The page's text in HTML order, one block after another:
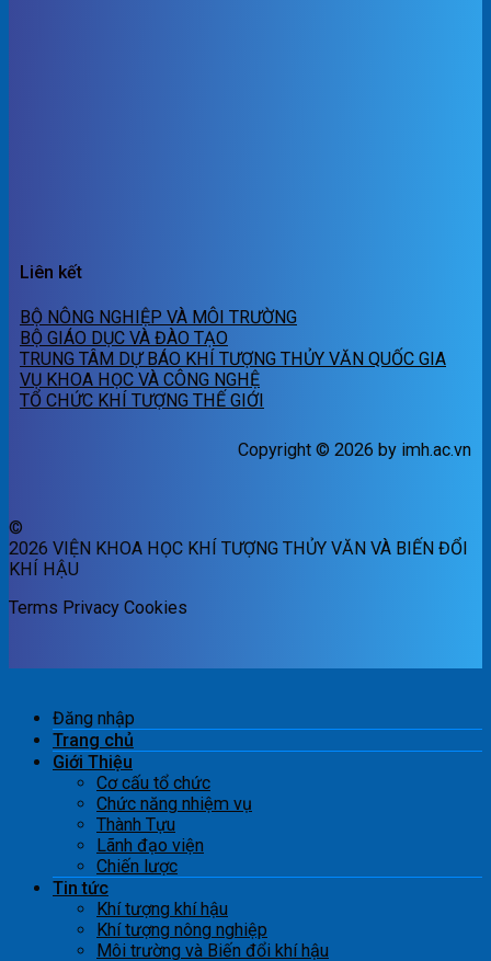
Liên kết
BỘ NÔNG NGHIỆP VÀ MÔI TRƯỜNG
BỘ GIÁO DỤC VÀ ĐÀO TẠO
TRUNG TÂM DỰ BÁO KHÍ TƯỢNG THỦY VĂN QUỐC GIA
VỤ KHOA HỌC VÀ CÔNG NGHỆ
TỔ CHỨC KHÍ TƯỢNG THẾ GIỚI
Copyright © 2026 by imh.ac.vn
©
2026 VIỆN KHOA HỌC KHÍ TƯỢNG THỦY VĂN VÀ BIẾN ĐỔI
KHÍ HẬU
Terms Privacy Cookies
Đăng nhập
Trang chủ
Giới Thiệu
Cơ cấu tổ chức
Chức năng nhiệm vụ
Thành Tựu
Lãnh đạo viện
Chiến lược
Tin tức
Khí tượng khí hậu
Khí tượng nông nghiệp
Môi trường và Biến đổi khí hậu